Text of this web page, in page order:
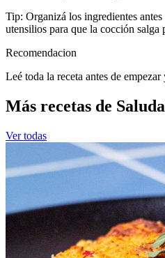
Tip: Organizá los ingredientes
utensilios para que la cocción salga
Recomendacion
Leé toda la receta antes de
Más recetas de
Ver todas